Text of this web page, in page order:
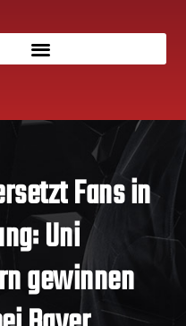
Fans in
Uni
gewinnen